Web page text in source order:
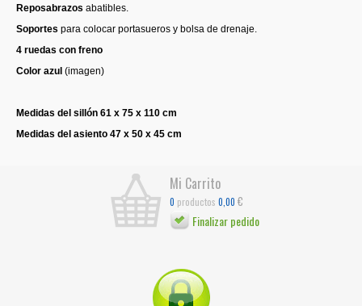
Reposabrazos abatibles.
Soportes para colocar portasueros y bolsa de drenaje.
4 ruedas con freno
Color azul (imagen)
Medidas del sillón 61 x 75 x 110 cm
Medidas del asiento 47 x 50 x 45 cm
Mi Carrito
0 productos 0,00 €
Finalizar pedido